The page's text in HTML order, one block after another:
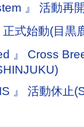
』 活動再開
正式始動(目黒
』 Cross
』 活動休止